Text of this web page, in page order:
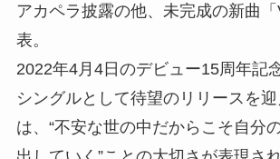
アカペラ披露の他、未完成の新曲
表。
2022年4月4日のデビュー15周年記
シングルとして待望のリリースを迎
は、“不安な世の中だからこそ自分